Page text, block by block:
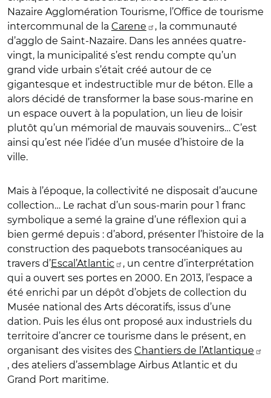
Nazaire Agglomération Tourisme, l’Office de tourisme
intercommunal de la Carene
, la communauté
d’agglo de Saint-Nazaire. Dans les années quatre-
vingt, la municipalité s’est rendu compte qu’un
grand vide urbain s’était créé autour de ce
gigantesque et indestructible mur de béton. Elle a
alors décidé de transformer la base sous-marine en
un espace ouvert à la population, un lieu de loisir
plutôt qu’un mémorial de mauvais souvenirs… C’est
ainsi qu’est née l’idée d’un musée d’histoire de la
ville.
Mais à l’époque, la collectivité ne disposait d’aucune
collection… Le rachat d’un sous-marin pour 1 franc
symbolique a semé la graine d’une réflexion qui a
bien germé depuis : d’abord, présenter l’histoire de la
construction des paquebots transocéaniques au
travers d’Escal’Atlantic
, un centre d’interprétation
qui a ouvert ses portes en 2000. En 2013, l’espace a
été enrichi par un dépôt d’objets de collection du
Musée national des Arts décoratifs, issus d’une
dation. Puis les élus ont proposé aux industriels du
territoire d’ancrer ce tourisme dans le présent, en
organisant des visites des Chantiers de l’Atlantique
, des ateliers d’assemblage Airbus Atlantic et du
Grand Port maritime.